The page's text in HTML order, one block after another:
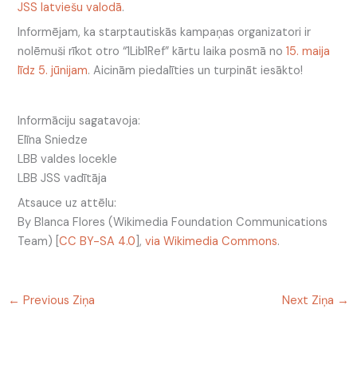
JSS latviešu valodā.
Informējam, ka starptautiskās kampaņas organizatori ir
nolēmuši rīkot otro “1Lib1Ref” kārtu laika posmā no15. maija
līdz 5. jūnijam. Aicinām piedalīties un turpināt iesākto!
Informāciju sagatavoja:
Elīna Sniedze
LBB valdes locekle
LBB JSS vadītāja
Atsauce uz attēlu:
By Blanca Flores (Wikimedia Foundation Communications
Team) [CC BY-SA 4.0 ],via Wikimedia Commons.
← Previous Ziņa Next Ziņa →